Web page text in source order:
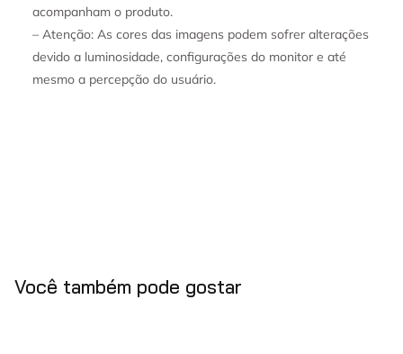
acompanham o produto.
– Atenção: As cores das imagens podem sofrer alterações
devido a luminosidade, configurações do monitor e até
mesmo a percepção do usuário.
Você também pode gostar